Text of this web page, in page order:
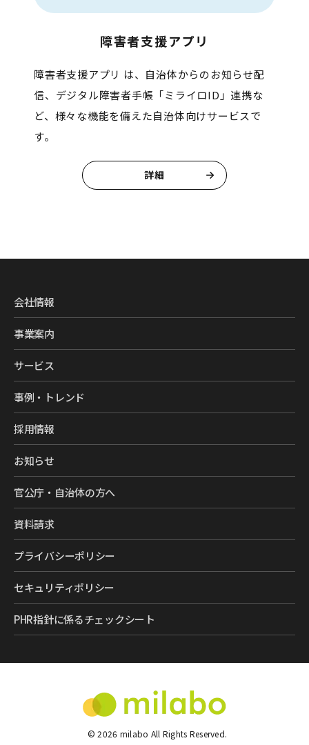
障害者支援アプリ
障害者支援アプリ は、自治体からのお知らせ配
信、デジタル障害者手帳「ミライロID」連携な
ど、様々な機能を備えた自治体向けサービスで
す。
詳細
会社情報
事業案内
サービス
事例・トレンド
採用情報
お知らせ
官公庁・自治体の方へ
資料請求
プライバシーポリシー
セキュリティポリシー
PHR指針に係るチェックシート
©2026 milabo All Rights Reserved.